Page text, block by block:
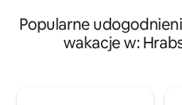
z połowy wieku i artystycznych
akcentów ta przestrzeń jest
Domek jest ukryty w kieszeni
Popularne
wakacje w: